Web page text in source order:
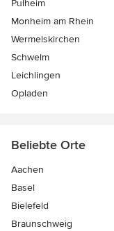
Pulheim
Monheim am Rhein
Wermelskirchen
Schwelm
Leichlingen
Opladen
Beliebte Orte
Aachen
Basel
Bielefeld
Braunschweig